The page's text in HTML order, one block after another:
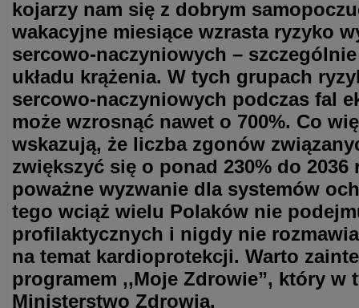
kojarzy nam się z dobrym
wakacyjne miesiące wzrasta ryzyko
sercowo-naczyniowych –
układu krążenia. W tych grupach
sercowo-naczyniowych podczas fal
może wzrosnąć nawet o 700%. Co
wskazują, że liczba zgonów
zwiększyć się o ponad 230% do
poważne wyzwanie dla systemów
tego wciąż wielu Polaków nie
profilaktycznych i nigdy nie
na temat kardioprotekcji. Warto
programem ,,Moje Zdrowie”, który w
Ministerstwo Zdrowia.